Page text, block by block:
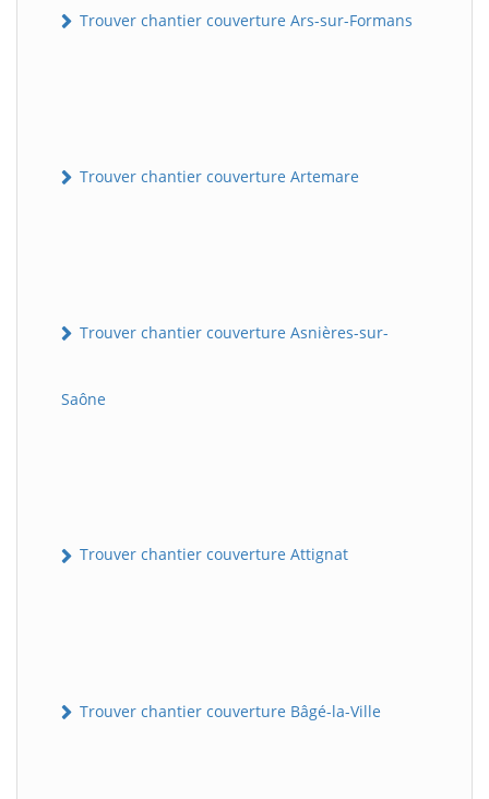
Trouver chantier couverture Ars-sur-Formans
Trouver chantier couverture Artemare
Trouver chantier couverture Asnières-sur-
Saône
Trouver chantier couverture Attignat
Trouver chantier couverture Bâgé-la-Ville